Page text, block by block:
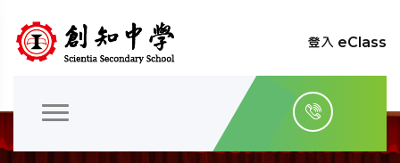
登入 eClass